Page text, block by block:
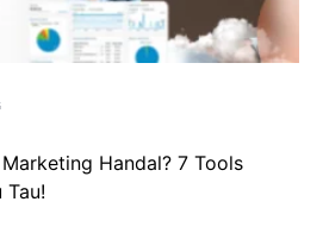
Handal? 7 Tools
Tau!